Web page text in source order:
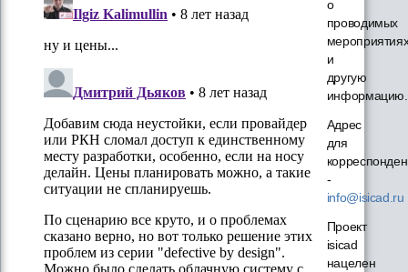
о
проводимых
и
другую
информацию.
Адрес
для
-
info@isicad.ru
Проект
isicad
нацелен